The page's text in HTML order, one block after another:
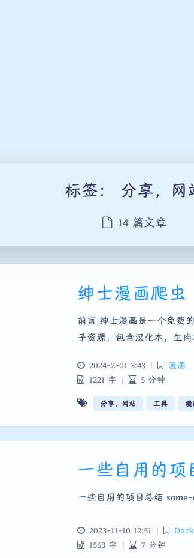
标签： 分享，网
14 篇文章
绅士漫画爬虫
前言 绅士漫画是一个免费
子资源，包含汉化本，生
2024-2-01 3:43 |
漫画
1221 字 | 5 分钟
分享，网站 工具
一些自用的项
一些自用的项目总结
2023-11-10 12:51 |
1563 字 | 7 分钟